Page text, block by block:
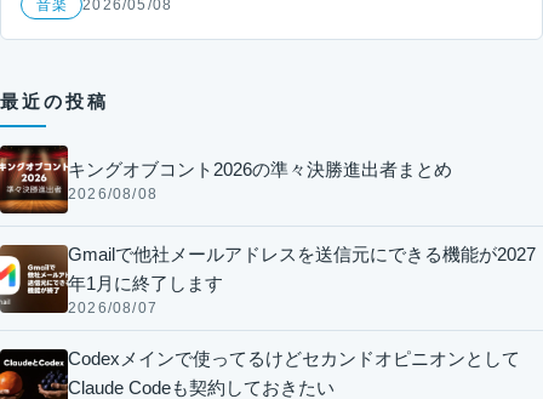
音楽 2026/05/08
最近の投稿
キングオブコント2026の準々決勝進出者まとめ
2026/08/08
Gmailで他社メールアドレスを送信元にできる機能が2027
年1月に終了します
2026/08/07
Codexメインで使ってるけどセカンドオピニオンとして
Claude Codeも契約しておきたい